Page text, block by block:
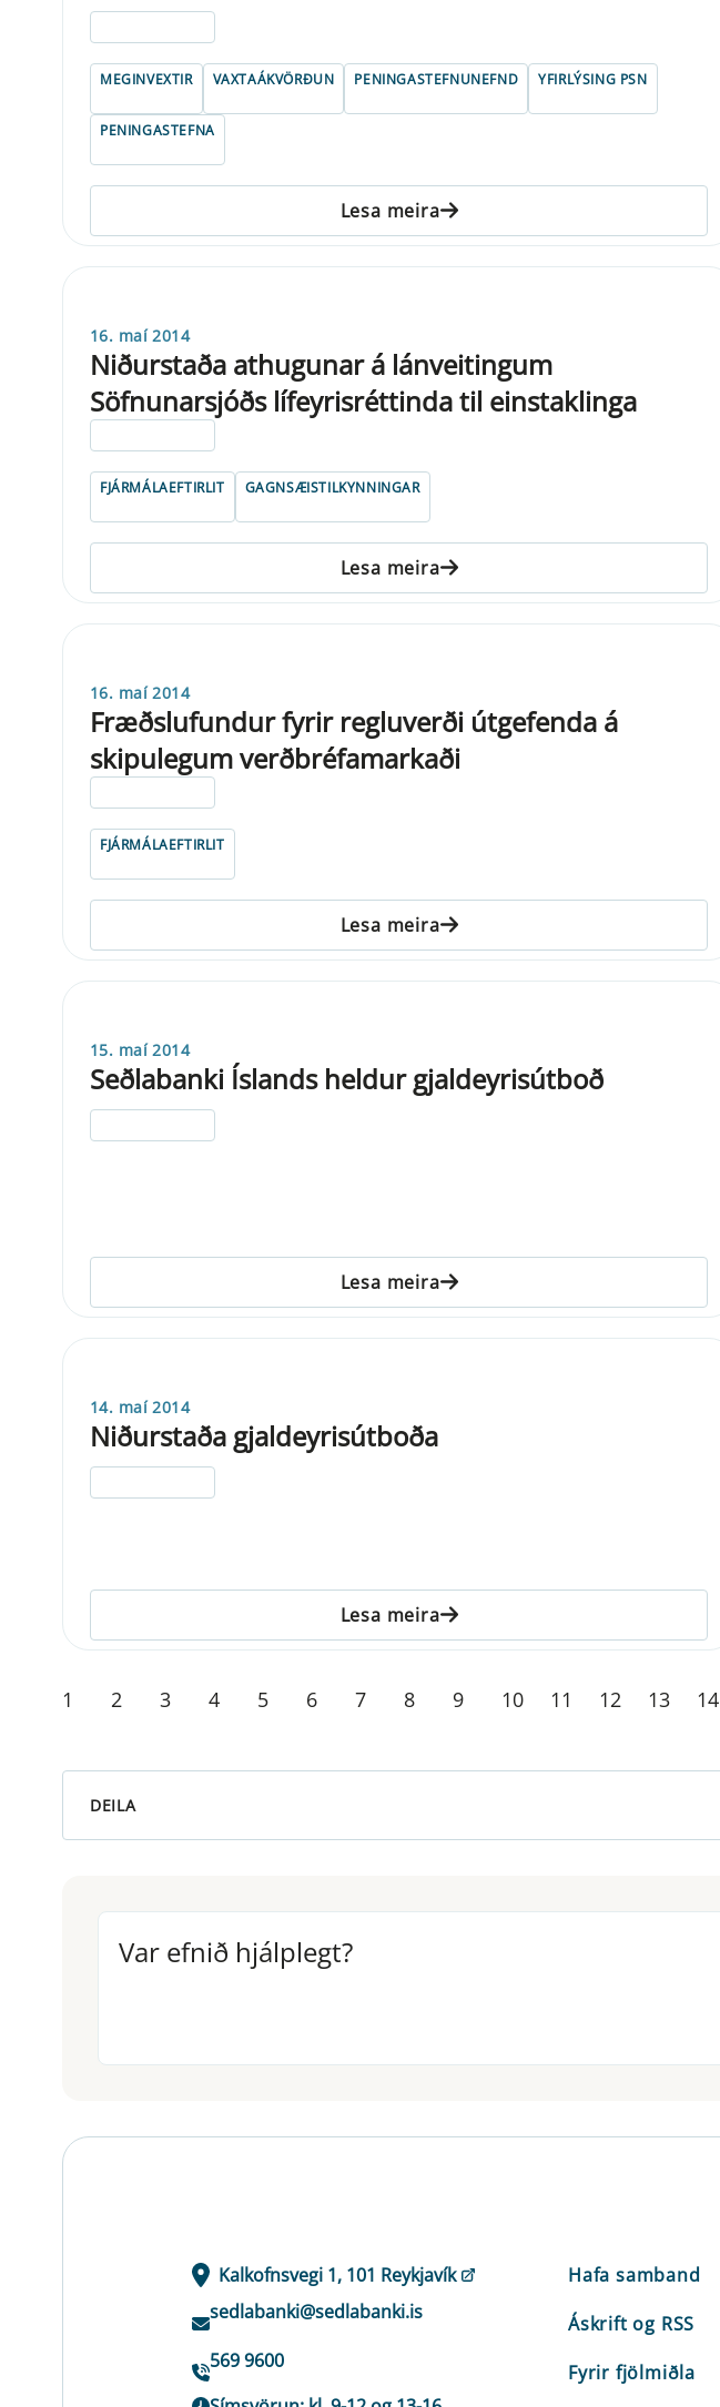
MEGINVEXTIR VAXTAÁKVÖRÐUN PENINGASTEFNUNEFND YFIRLÝSING PSN
PENINGASTEFNA
Lesa meira
16. maí 2014
Niðurstaða athugunar á lánveitingum
Söfnunarsjóðs lífeyrisréttinda til einstaklinga
FJÁRMÁLAEFTIRLIT GAGNSÆISTILKYNNINGAR
Lesa meira
16. maí 2014
Fræðslufundur fyrir regluverði útgefenda á
skipulegum verðbréfamarkaði
FJÁRMÁLAEFTIRLIT
Lesa meira
15. maí 2014
Seðlabanki Íslands heldur gjaldeyrisútboð
Lesa meira
14. maí 2014
Niðurstaða gjaldeyrisútboða
Lesa meira
1 2 3 4 5 6 7 8 9 10 11 12 13 14
DEILA
Var efnið hjálplegt?
Var efnið hjálplegt?
Kalkofnsvegi 1, 101 Reykjavík
sedlabanki@sedlabanki.is
569 9600
Hafa samband
Áskrift og RSS
Fyrir fjölmiðla